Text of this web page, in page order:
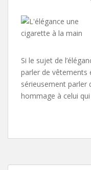
Si le sujet de
parler de vêtements
sérieusement parler
hommage à celui